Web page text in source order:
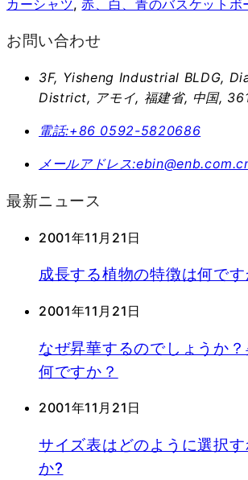
カーシャツ,赤、白、青のバスケットボ
お問い合わせ
3F, Yisheng Industrial BLDG,
District, アモイ, 福建省, 中国,
電話:+86 0592-5820686
メールアドレス:
最新ニュース
2001年11月21日
成長する植物の特徴は何です
2001年11月21日
なぜ昇華するのでしょうか
何ですか？
2001年11月21日
サイズ表はどのように選択
か?